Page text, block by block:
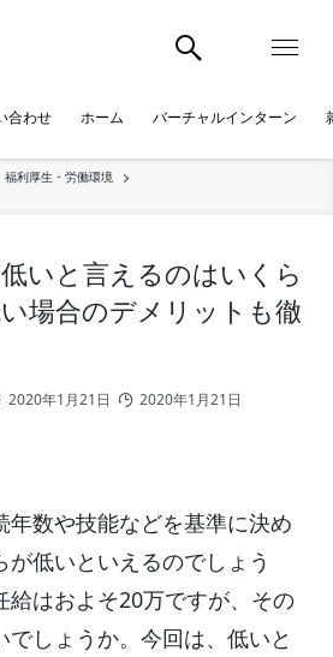
合わせ ホーム バーチャルインターン
福利厚生・労働環境
いと言えるのはいくら
場合のデメリットも徹
2020年1月21日 2020年1月21日
年数や技能などを基準に決め
が低いといえるのでしょう
給はおよそ20万ですが、その
しょうか。今回は、低いと